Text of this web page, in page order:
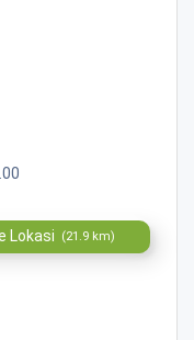
Lokasi (21.9 km)